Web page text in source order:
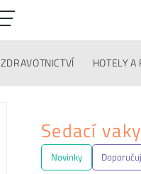
ZDRAVOTNICTVÍ HOTELY A
Sedací
Novinky